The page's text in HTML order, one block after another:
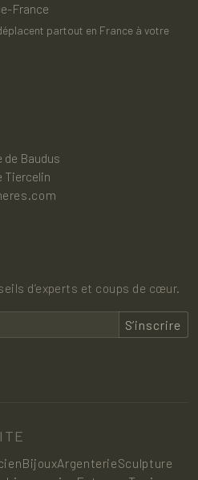
France
partout en France à votre
de Baudus
Tiercelin
d’experts et coups de cœur.
S’inscrire
BijouxArgenterieSculpture